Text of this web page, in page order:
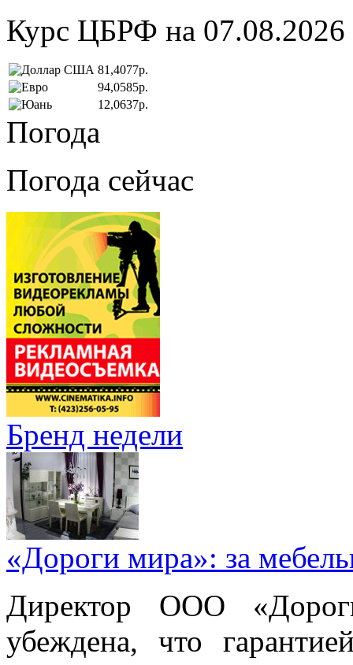
Курс ЦБРФ на 07.08.2026
81,4077р.
94,0585р.
12,0637р.
Погода
Погода сейчас
Бренд недели
«Дороги мира»: за
Директор ООО
убеждена, что